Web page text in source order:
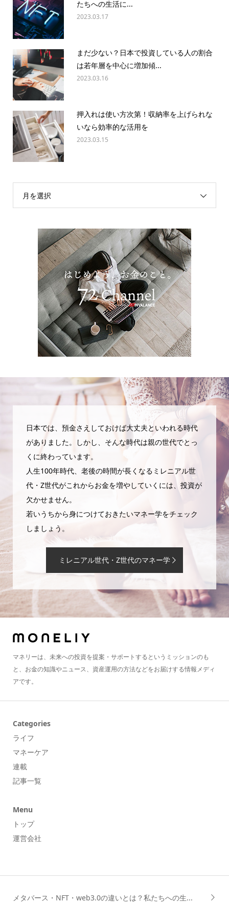
たちへの生活に...
2023.03.17
まだ少ない？日本で投資している人の割合
は若年層を中心に増加傾...
2023.03.16
押入れは使い方次第！収納率を上げられな
いなら効率的な活用を
2023.03.15
月を選択
日本では、預金さえしておけば大丈夫といわれる時代
がありました。しかし、そんな時代は親の世代でとっ
くに終わっています。
人生100年時代、老後の時間が長くなるミレニアル世
代・Z世代がこれからお金を増やしていくには、投資が
欠かせません。
若いうちから身につけておきたいマネー学をチェック
しましょう。
ミレニアル世代・Z世代のマネー学
マネリーは、未来への投資を提案・サポートするというミッションのも
と、お金の知識やニュース、資産運用の方法などをお届けする情報メディ
アです。
Categories
ライフ
マネーケア
連載
記事一覧
Menu
トップ
運営会社
メタバース・NFT・web3.0の違いとは？私たちへの生...